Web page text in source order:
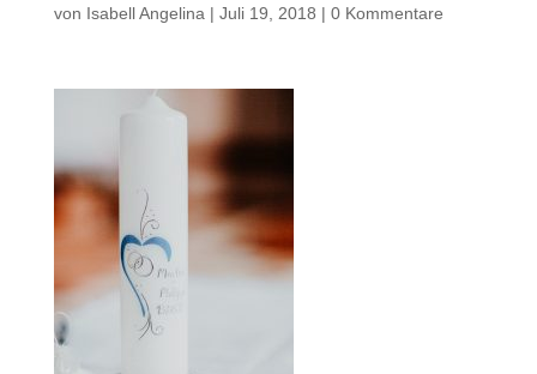
von Isabell Angelina | Juli 19, 2018 | 0 Kommentare